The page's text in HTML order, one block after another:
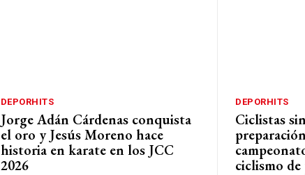
DEPORHITS
Jorge Adán Cárdenas conquista
el oro y Jesús Moreno hace
historia en karate en los JCC
2026
DEPORHITS
Ciclistas
ciclismo de